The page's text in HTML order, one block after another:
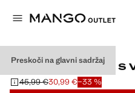
Preskoči na glavni sadržaj
MODALNE HLAČE S
Početna cijena prekrižena [45,99
45,99 €
Trenutačna cijena [30,99 € ]
30,99 €−33 %
Odaberite boju